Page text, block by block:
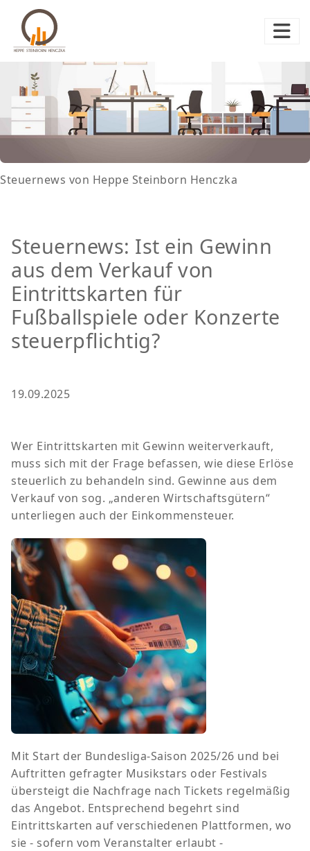
Steuernews von Heppe Steinborn Henczka
Steuernews: Ist ein Gewinn
aus dem Verkauf von
Eintrittskarten für
Fußballspiele oder Konzerte
steuerpflichtig?
19.09.2025
Wer Eintrittskarten mit Gewinn weiterverkauft,
muss sich mit der Frage befassen, wie diese Erlöse
steuerlich zu behandeln sind. Gewinne aus dem
Verkauf von sog. „anderen Wirtschaftsgütern“
unterliegen auch der Einkommensteuer.
Mit Start der Bundesliga-Saison 2025/26 und bei
Auftritten gefragter Musikstars oder Festivals
übersteigt die Nachfrage nach Tickets regelmäßig
das Angebot. Entsprechend begehrt sind
Eintrittskarten auf verschiedenen Plattformen, wo
sie - sofern vom Veranstalter erlaubt -